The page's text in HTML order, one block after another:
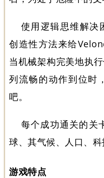
使用逻辑思维解决
创造性方法来给
当机械架构完美地执
列流畅的动作到位时
吧。
每个成功通关的关
球、其气候、人口、科
游戏特点